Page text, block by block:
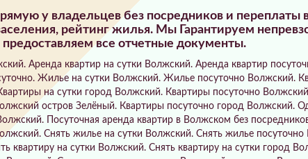
у владельцев без посредников и
рейтинг жилья. Мы Гарантируем
предоставляем все отчетные документы.
Аренда квартир на сутки Волжский. Аренда квартир
Жилье на сутки Волжский. Жилье посуточно Волжский.
на сутки город Волжский. Квартиры посуточно
остров Зелёный. Квартиры посуточно город Волжский.
Посуточная аренда квартир в Волжском без
Снять жилье на сутки Волжский. Снять жилье
квартиру на сутки Волжский. Снять квартиру на сутки город